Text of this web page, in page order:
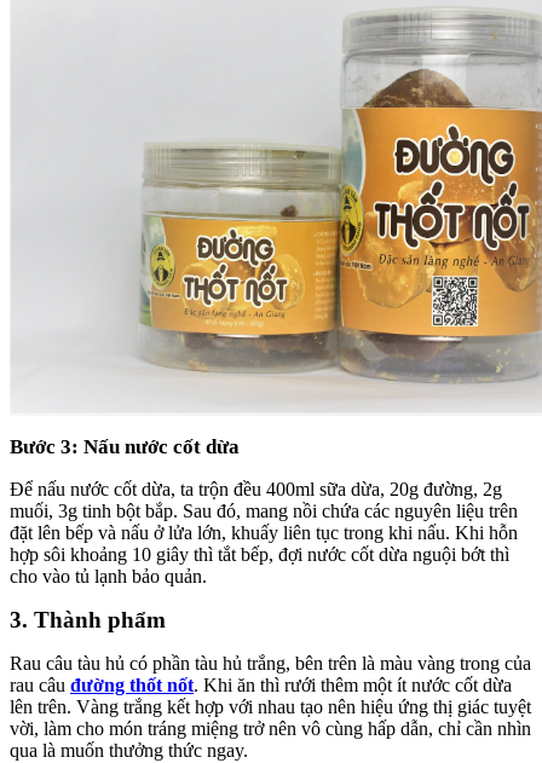
Bước 3: Nấu nước cốt dừa
Để nấu nước cốt dừa, ta trộn đều 400ml sữa dừa, 20g đường, 2g
muối, 3g tinh bột bắp. Sau đó, mang nồi chứa các nguyên liệu trên
đặt lên bếp và nấu ở lửa lớn, khuấy liên tục trong khi nấu. Khi hỗn
hợp sôi khoảng 10 giây thì tắt bếp, đợi nước cốt dừa nguội bớt thì
cho vào tủ lạnh bảo quản.
3. Thành phẩm
Rau câu tàu hủ có phần tàu hủ trắng, bên trên là màu vàng trong của
rau câu đường thốt nốt. Khi ăn thì rưới thêm một ít nước cốt dừa
lên trên. Vàng trắng kết hợp với nhau tạo nên hiệu ứng thị giác tuyệt
vời, làm cho món tráng miệng trở nên vô cùng hấp dẫn, chỉ cần nhìn
qua là muốn thưởng thức ngay.